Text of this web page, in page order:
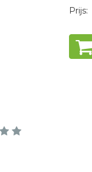
Prijs: